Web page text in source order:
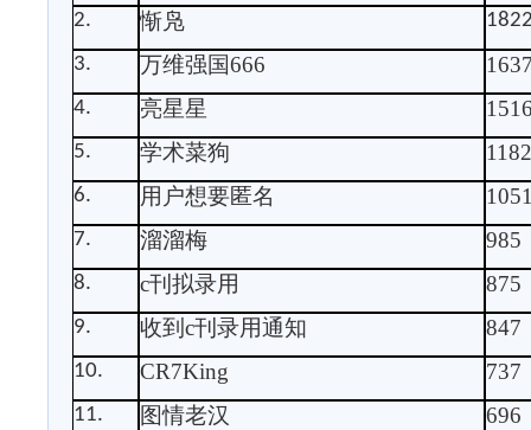
2. 惭凫
3.
万维强国666
4. 亮星星
5. 学术菜狗
6. 用户想要匿名
7. 溜溜梅 985
8. c刊拟录用 875
9. 收到c刊录用通知 847
10. CR7King 737
11. 图情老汉 696